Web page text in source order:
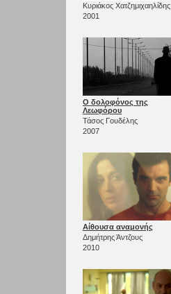
Κυριάκος Χατζημιχαηλίδης
2001
Ο δολοφόνος της
Λεωφόρου
Τάσος Γουδέλης
2007
Αίθουσα αναμονής
Δημήτρης Άντζους
2010